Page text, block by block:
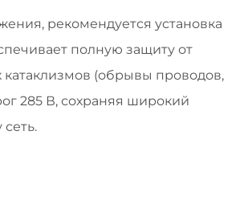
рекомендуется установка
полную защиту от
(обрывы проводов,
285 В, сохраняя широкий